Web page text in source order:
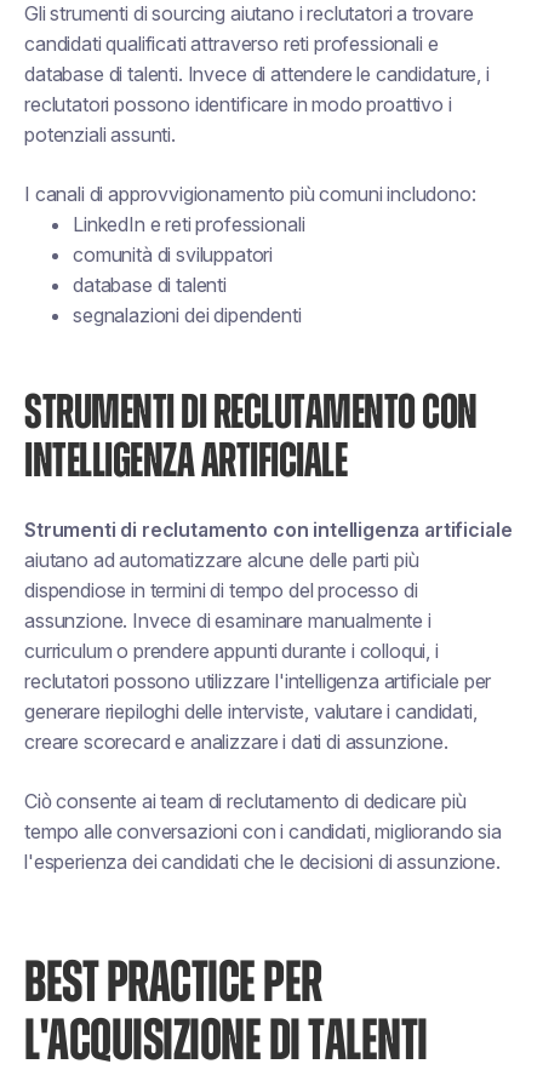
Gli strumenti di sourcing aiutano i reclutatori a trovare
candidati qualificati attraverso reti professionali e
database di talenti. Invece di attendere le candidature, i
reclutatori possono identificare in modo proattivo i
potenziali assunti.
I canali di approvvigionamento più comuni includono:
LinkedIn e reti professionali
comunità di sviluppatori
database di talenti
segnalazioni dei dipendenti
STRUMENTI DI RECLUTAMENTO CON
INTELLIGENZA ARTIFICIALE
Strumenti di reclutamento con intelligenza artificiale
aiutano ad automatizzare alcune delle parti più
dispendiose in termini di tempo del processo di
assunzione. Invece di esaminare manualmente i
curriculum o prendere appunti durante i colloqui, i
reclutatori possono utilizzare l'intelligenza artificiale per
generare riepiloghi delle interviste, valutare i candidati,
creare scorecard e analizzare i dati di assunzione.
Ciò consente ai team di reclutamento di dedicare più
tempo alle conversazioni con i candidati, migliorando sia
l'esperienza dei candidati che le decisioni di assunzione.
BEST PRACTICE PER
L'ACQUISIZIONE DI TALENTI